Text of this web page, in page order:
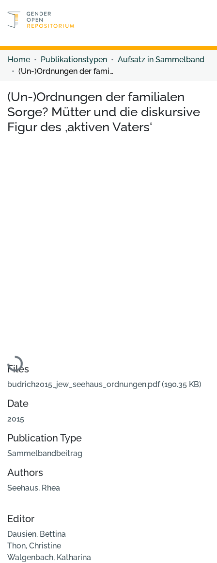
Discover content
Home Publikationstypen
Aufsatz in Sammelband
(Un-)Ordnungen der familialen Sorge? Mütter und die diskursive Figur des ‚aktiven Vaters‘
(Un-)Ordnungen der familialen
Sorge? Mütter und die diskursive
Figur des ‚aktiven Vaters‘
Loading...
Files
budrich2015_jew_seehaus_ordnungen.pdf(190.35 KB)
Date
2015
Publication Type
Sammelbandbeitrag
Authors
Seehaus, Rhea
Editor
Dausien, Bettina
Thon, Christine
Walgenbach, Katharina